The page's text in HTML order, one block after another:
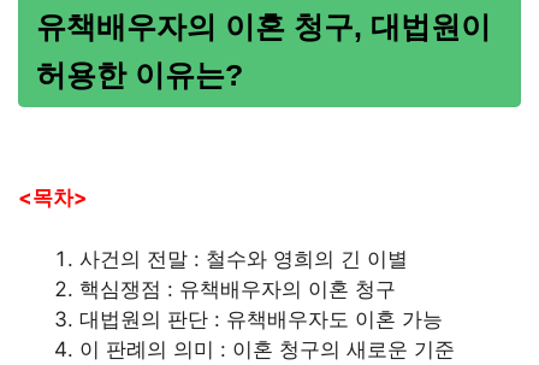
유책배우자의 이혼 청구, 대법원이
허용한 이유는?
<목차>
사건의 전말 : 철수와 영희의 긴 이별
핵심쟁점 : 유책배우자의 이혼 청구
대법원의 판단 : 유책배우자도 이혼 가능
이 판례의 의미 : 이혼 청구의 새로운 기준